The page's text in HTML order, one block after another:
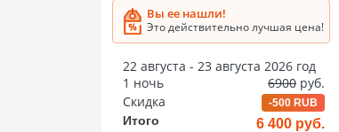
Вы ее нашли!
Это действительно лучшая цена!
22 августа - 23 августа 2026 год
1 ночь
6900 руб.
Скидка
-500 RUB
Итого 6 400 руб.